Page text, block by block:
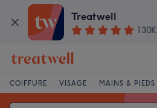
Treatwell
130K
COIFFURE VISAGE MAINS & PIEDS